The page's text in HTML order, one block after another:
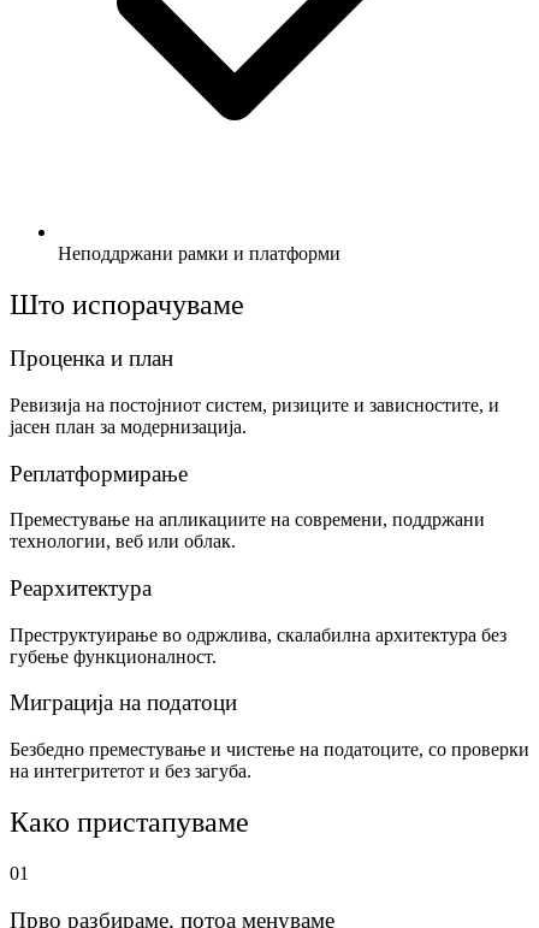
Неподдржани рамки и платформи
Што испорачуваме
Проценка и план
Ревизија на постојниот систем, ризиците и зависностите, и
јасен план за модернизација.
Реплатформирање
Преместување на апликациите на современи, поддржани
технологии, веб или облак.
Реархитектура
Преструктуирање во одржлива, скалабилна архитектура без
губење функционалност.
Миграција на податоци
Безбедно преместување и чистење на податоците, со проверки
на интегритетот и без загуба.
Како пристапуваме
01
Прво разбираме, потоа менуваме